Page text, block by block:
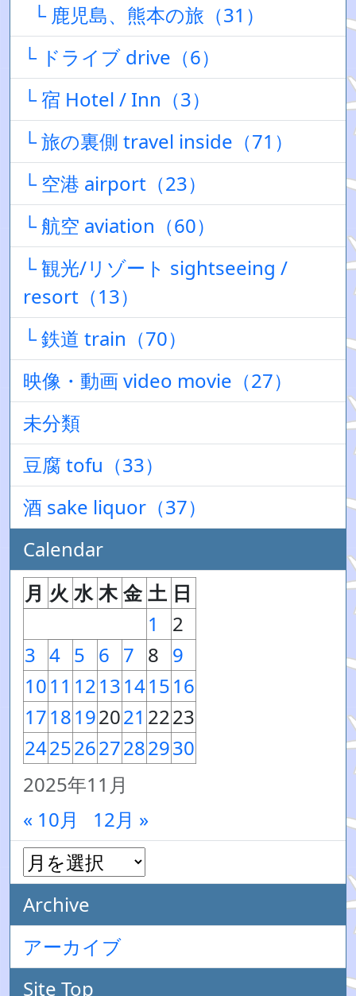
└ 鹿児島、熊本の旅（31）
└ ドライブ drive（6）
└ 宿 Hotel / Inn（3）
└ 旅の裏側 travel inside（71）
└ 空港 airport（23）
└ 航空 aviation（60）
└ 観光/リゾート sightseeing /
resort（13）
└ 鉄道 train（70）
映像・動画 video movie（27）
未分類
豆腐 tofu（33）
酒 sake liquor（37）
Calendar
2025年11月
月 火 水 木 金 土 日
1
2
3 4 5 6 7 8 9
1011 1213141516
1718192021 2223
24252627282930
« 10月 12月 »
Archive
アーカイブ
Site Top